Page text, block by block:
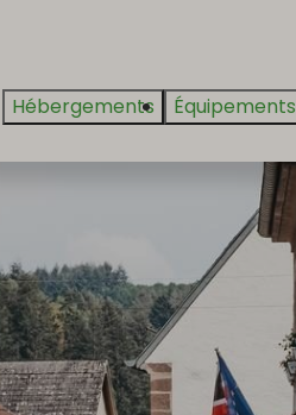
Hébergements Équipements